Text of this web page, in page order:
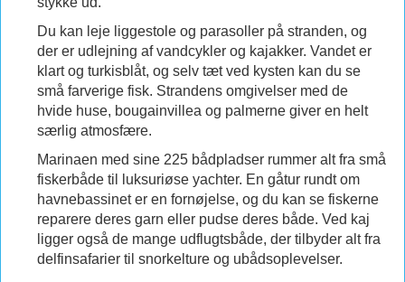
Du kan leje liggestole og parasoller på stranden, og
der er udlejning af vandcykler og kajakker. Vandet er
klart og turkisblåt, og selv tæt ved kysten kan du se
små farverige fisk. Strandens omgivelser med de
hvide huse, bougainvillea og palmerne giver en helt
særlig atmosfære.
Marinaen med sine 225 bådpladser rummer alt fra små
fiskerbåde til luksuriøse yachter. En gåtur rundt om
havnebassinet er en fornøjelse, og du kan se fiskerne
reparere deres garn eller pudse deres både. Ved kaj
ligger også de mange udflugtsbåde, der tilbyder alt fra
delfinsafarier til snorkelture og ubådsoplevelser.